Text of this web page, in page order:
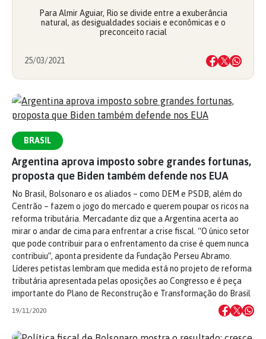
Para Almir Aguiar, Rio se divide entre a exuberância
natural, as desigualdades sociais e econômicas e o
preconceito racial
25/03/2021
BRASIL
Argentina aprova imposto sobre grandes fortunas,
proposta que Biden também defende nos EUA
No Brasil, Bolsonaro e os aliados – como DEM e PSDB, além do
Centrão – fazem o jogo do mercado e querem poupar os ricos na
reforma tributária. Mercadante diz que a Argentina acerta ao
mirar o andar de cima para enfrentar a crise fiscal. “O único setor
que pode contribuir para o enfrentamento da crise é quem nunca
contribuiu”, aponta presidente da Fundação Perseu Abramo.
Líderes petistas lembram que medida está no projeto de reforma
tributária apresentada pelas oposições ao Congresso e é peça
importante do Plano de Reconstrução e Transformação do Brasil
19/11/2020